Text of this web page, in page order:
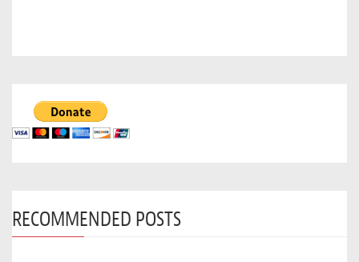
RECOMMENDED POSTS